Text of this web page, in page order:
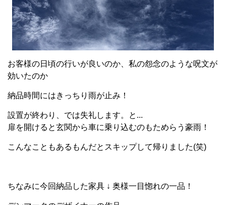
お客様の日頃の行いが良いのか、私の怨念のような呪文が
効いたのか
納品時間にはきっちり雨が止み！
設置が終わり、では失礼します。と...
扉を開けると玄関から車に乗り込むのもためらう豪雨！
こんなこともあるもんだとスキップして帰りました(笑)
ちなみに今回納品した家具 ↓ 奥様一目惚れの一品！